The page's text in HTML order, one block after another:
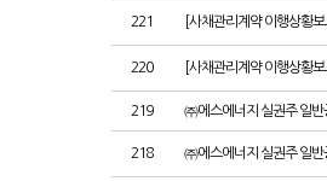
221 [사채관리계약 이행상황
220 [사채관리계약 이행상황
219 ㈜에스에너지 실권주 일반
218 ㈜에스에너지 실권주 일반